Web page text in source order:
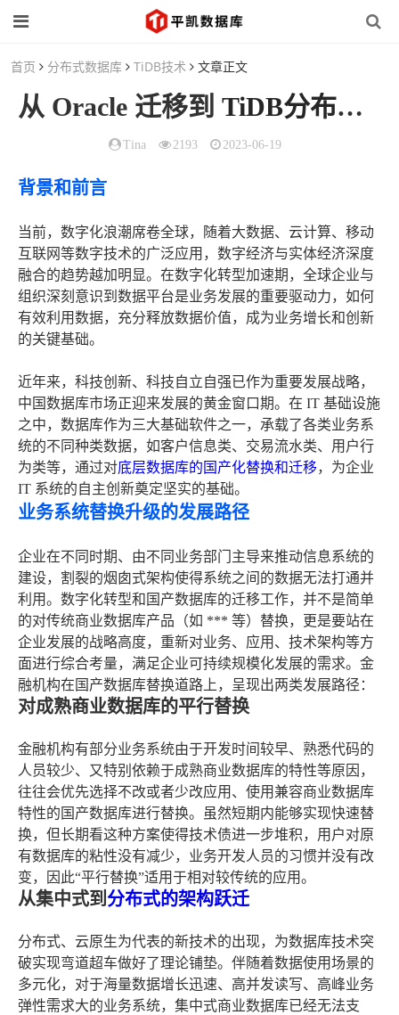
首页 分布式数据库 TiDB技术 文章正文
从 Oracle 迁移到 TiDB分布式数据库
Tina 2193 2023-06-19
背景和前言
当前，数字化浪潮席卷全球，随着大数据、云计算、移动
互联网等数字技术的广泛应用，数字经济与实体经济深度
融合的趋势越加明显。在数字化转型加速期，全球企业与
组织深刻意识到数据平台是业务发展的重要驱动力，如何
有效利用数据，充分释放数据价值，成为业务增长和创新
的关键基础。
近年来，科技创新、科技自立自强已作为重要发展战略，
中国数据库市场正迎来发展的黄金窗口期。在 IT 基础设施
之中，数据库作为三大基础软件之一，承载了各类业务系
统的不同种类数据，如客户信息类、交易流水类、用户行
为类等，通过对底层数据库的国产化替换和迁移，为企业
IT 系统的自主创新奠定坚实的基础。
业务系统替换升级的发展路径
企业在不同时期、由不同业务部门主导来推动信息系统的
建设，割裂的烟囱式架构使得系统之间的数据无法打通并
利用。数字化转型和国产数据库的迁移工作，并不是简单
的对传统商业数据库产品（如 *** 等）替换，更是要站在
企业发展的战略高度，重新对业务、应用、技术架构等方
面进行综合考量，满足企业可持续规模化发展的需求。金
融机构在国产数据库替换道路上，呈现出两类发展路径：
对成熟商业数据库的平行替换
金融机构有部分业务系统由于开发时间较早、熟悉代码的
人员较少、又特别依赖于成熟商业数据库的特性等原因，
往往会优先选择不改或者少改应用、使用兼容商业数据库
特性的国产数据库进行替换。虽然短期内能够实现快速替
换，但长期看这种方案使得技术债进一步堆积，用户对原
有数据库的粘性没有减少，业务开发人员的习惯并没有改
变，因此“平行替换”适用于相对较传统的应用。
从集中式到分布式的架构跃迁
分布式、云原生为代表的新技术的出现，为数据库技术突
破实现弯道超车做好了理论铺垫。伴随着数据使用场景的
多元化，对于海量数据增长迅速、高并发读写、高峰业务
弹性需求大的业务系统，集中式商业数据库已经无法支